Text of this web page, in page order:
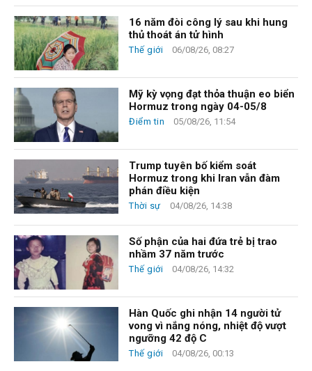
16 năm đòi công lý sau khi hung
thủ thoát án tử hình
Thế giới 06/08/26, 08:27
Mỹ kỳ vọng đạt thỏa thuận eo biển
Hormuz trong ngày 04-05/8
Điểm tin 05/08/26, 11:54
Trump tuyên bố kiểm soát
Hormuz trong khi Iran vẫn đàm
phán điều kiện
Thời sự 04/08/26, 14:38
Số phận của hai đứa trẻ bị trao
nhầm 37 năm trước
Thế giới 04/08/26, 14:32
Hàn Quốc ghi nhận 14 người tử
vong vì nắng nóng, nhiệt độ vượt
ngưỡng 42 độ C
Thế giới 04/08/26, 00:13